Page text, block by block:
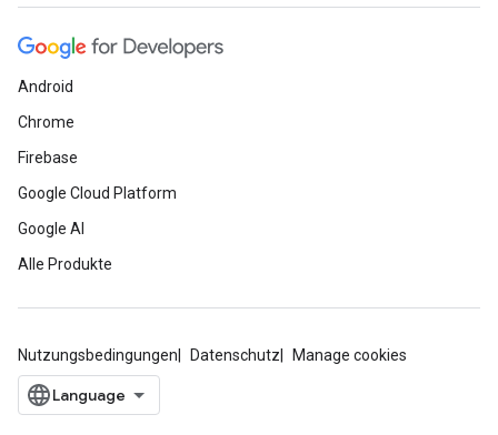
Android
Chrome
Firebase
Google Cloud Platform
Google AI
Alle Produkte
Nutzungsbedingungen Datenschutz Manage cookies